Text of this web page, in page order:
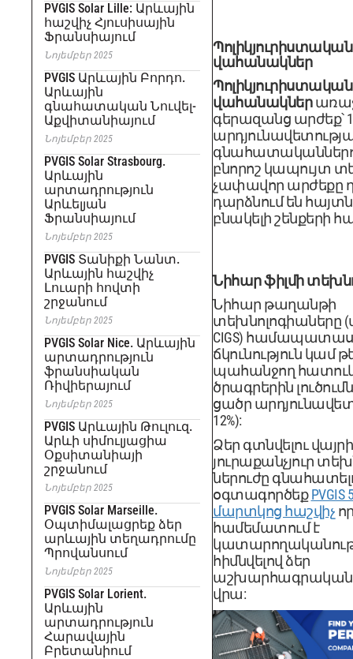
PVGIS Solar Lille: Արևային
հաշվիչ Հյուսիսային
Ֆրանսիայում
Նոյեմբեր 2025
PVGIS Արևային Բորդո.
Արևային
գնահատական ​​Նուվել-
Աքվիտանիայում
Նոյեմբեր 2025
PVGIS Solar Strasbourg.
Արևային
արտադրություն
Արևելյան
Ֆրանսիայում
Նոյեմբեր 2025
PVGIS Տանիքի Նանտ.
Արևային հաշվիչ
Լուարի հովտի
շրջանում
Նոյեմբեր 2025
PVGIS Solar Nice. Արևային
արտադրություն
ֆրանսիական
Ռիվիերայում
Նոյեմբեր 2025
PVGIS Արևային Թուլուզ.
Արևի սիմուլյացիա
Օքսիտանիայի
շրջանում
Նոյեմբեր 2025
PVGIS Solar Marseille.
Օպտիմալացրեք ձեր
արևային տեղադրումը
Պրովանսում
Նոյեմբեր 2025
PVGIS Solar Lorient.
Արևային
արտադրություն
Հարավային
Բրետանիում
վահանակներ
վահանակներ
գերազանց արժեք՝
բնորոշ կապույտ
չափավոր արժեքը
դարձնում են
բնակելի շենքերի
Նիհար ֆիլմի
Նիհար թաղանթի
տեխնոլոգիաները
CIGS)
ճկունություն կամ
պահանջող
ծրագրերին
ցածր
12%):
Ձեր գտնվելու
յուրաքանչյուր
ներուժը
օգտագործեք
մարտկոց հաշվիչ
համեմատում է
հիմնվելով ձեր
վրա: